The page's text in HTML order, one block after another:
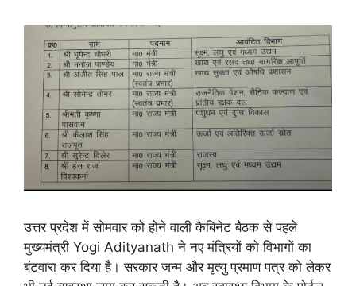
उत्तर प्रदेश में सोमवार को होने वाली कैबिनेट बैठक से पहले
मुख्यमंत्री Yogi Adityanath ने नए मंत्रियों को विभागों का
बंटवारा कर दिया है। सरकार जन्म और मृत्यु प्रमाण पत्र को लेकर